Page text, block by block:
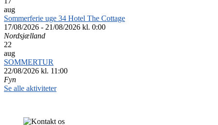
aug
Sommerferie uge 34 Hotel The Cottage
17/08/2026 - 21/08/2026 kl. 0:00
Nordsjælland
22
aug
SOMMERTUR
22/08/2026 kl. 11:00
Fyn
Se alle aktiviteter